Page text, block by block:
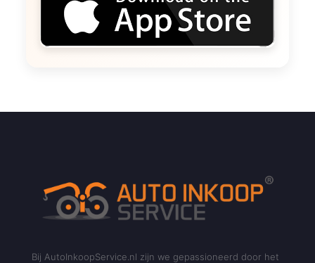
Bij AutoInkoopService.nl zijn we gepassioneerd door het